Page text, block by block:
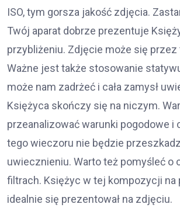
ISO, tym gorsza jakość zdjęcia.
Twój aparat dobrze prezentuje
przybliżeniu. Zdjęcie może się
Ważne jest także stosowanie
może nam zadrżeć i cała zamysł
Księżyca skończy się na niczym.
przeanalizować warunki pogodowe i
tego wieczoru nie będzie
uwiecznieniu. Warto też pomyśleć o
filtrach. Księżyc w tej kompozycji na
idealnie się prezentował na zdjęciu.